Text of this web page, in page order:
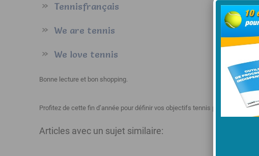
Tennisfrançais
We are tennis
We love tennis
Bonne lecture et bon shopping.
Profitez de cette fin d’année pour définir vos objectifs tennis pour la nouvelle
Articles avec un sujet similaire: